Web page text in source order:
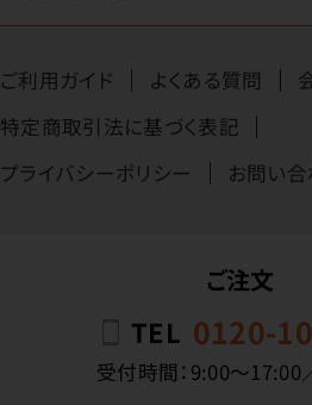
ご利用ガイド よくある質問
特定商取引法に基づく表記
プライバシーポリシー
お問い
ご注文
TEL 0120-
受付時間：9:00〜17:00